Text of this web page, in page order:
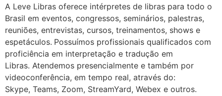
A Leve Libras oferece intérpretes de libras para todo o
Brasil em eventos, congressos, seminários, palestras,
reuniões, entrevistas, cursos, treinamentos, shows e
espetáculos. Possuímos profissionais qualificados com
proficiência em interpretação e tradução em
Libras. Atendemos presencialmente e também por
videoconferência, em tempo real, através do:
Skype, Teams, Zoom, StreamYard, Webex e outros.